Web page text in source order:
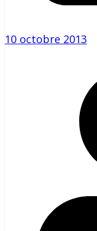
10 octobre 2013